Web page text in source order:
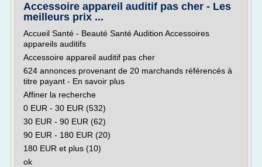
Accessoire appareil auditif pas cher - Les
meilleurs prix ...
Accueil Santé - Beauté Santé Audition Accessoires
appareils auditifs
Accessoire appareil auditif pas cher
624 annonces provenant de 20 marchands référencés à
titre payant - En savoir plus
Affiner la recherche
0 EUR - 30 EUR (532)
30 EUR - 90 EUR (62)
90 EUR - 180 EUR (20)
180 EUR et plus (10)
ok